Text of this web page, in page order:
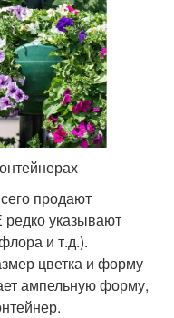
продают
указывают
и т.д.).
цветка и форму
ампельную форму,